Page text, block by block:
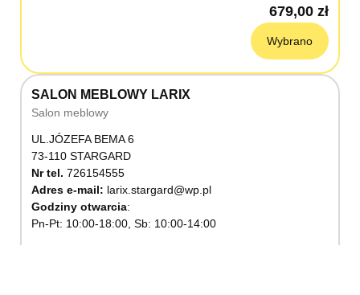
679,00 zł
Wybrano
SALON MEBLOWY LARIX
Salon meblowy
UL.JÓZEFA BEMA 6
73-110 STARGARD
Nr tel. 726154555
Adres e-mail: larix.stargard@wp.pl
Godziny otwarcia
Pn-Pt: 10:00-18:00, Sb: 10:00-14:00